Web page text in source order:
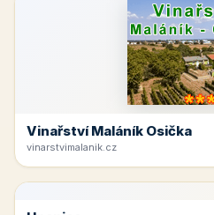
Penzion U Zámku